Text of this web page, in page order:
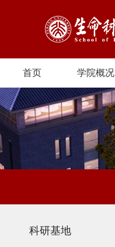
首页 学院概况
科研基地